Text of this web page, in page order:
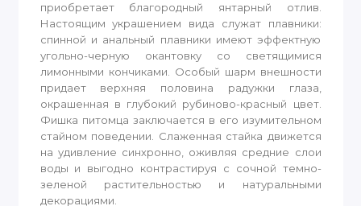
приобретает благородный янтарный отлив.
Настоящим украшением вида служат плавники:
спинной и анальный плавники имеют эффектную
угольно-черную окантовку со светящимися
лимонными кончиками. Особый шарм внешности
придает верхняя половина радужки глаза,
окрашенная в глубокий рубиново-красный цвет.
Фишка питомца заключается в его изумительном
стайном поведении. Слаженная стайка движется
на удивление синхронно, оживляя средние слои
воды и выгодно контрастируя с сочной темно-
зеленой растительностью и натуральными
декорациями.